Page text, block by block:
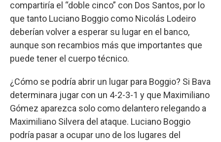
compartiría el “doble cinco” con Dos Santos, por lo
que tanto Luciano Boggio como Nicolás Lodeiro
deberían volver a esperar su lugar en el banco,
aunque son recambios más que importantes que
puede tener el cuerpo técnico.
¿Cómo se podría abrir un lugar para Boggio? Si Bava
determinara jugar con un 4-2-3-1 y que Maximiliano
Gómez aparezca solo como delantero relegando a
Maximiliano Silvera del ataque. Luciano Boggio
podría pasar a ocupar uno de los lugares del